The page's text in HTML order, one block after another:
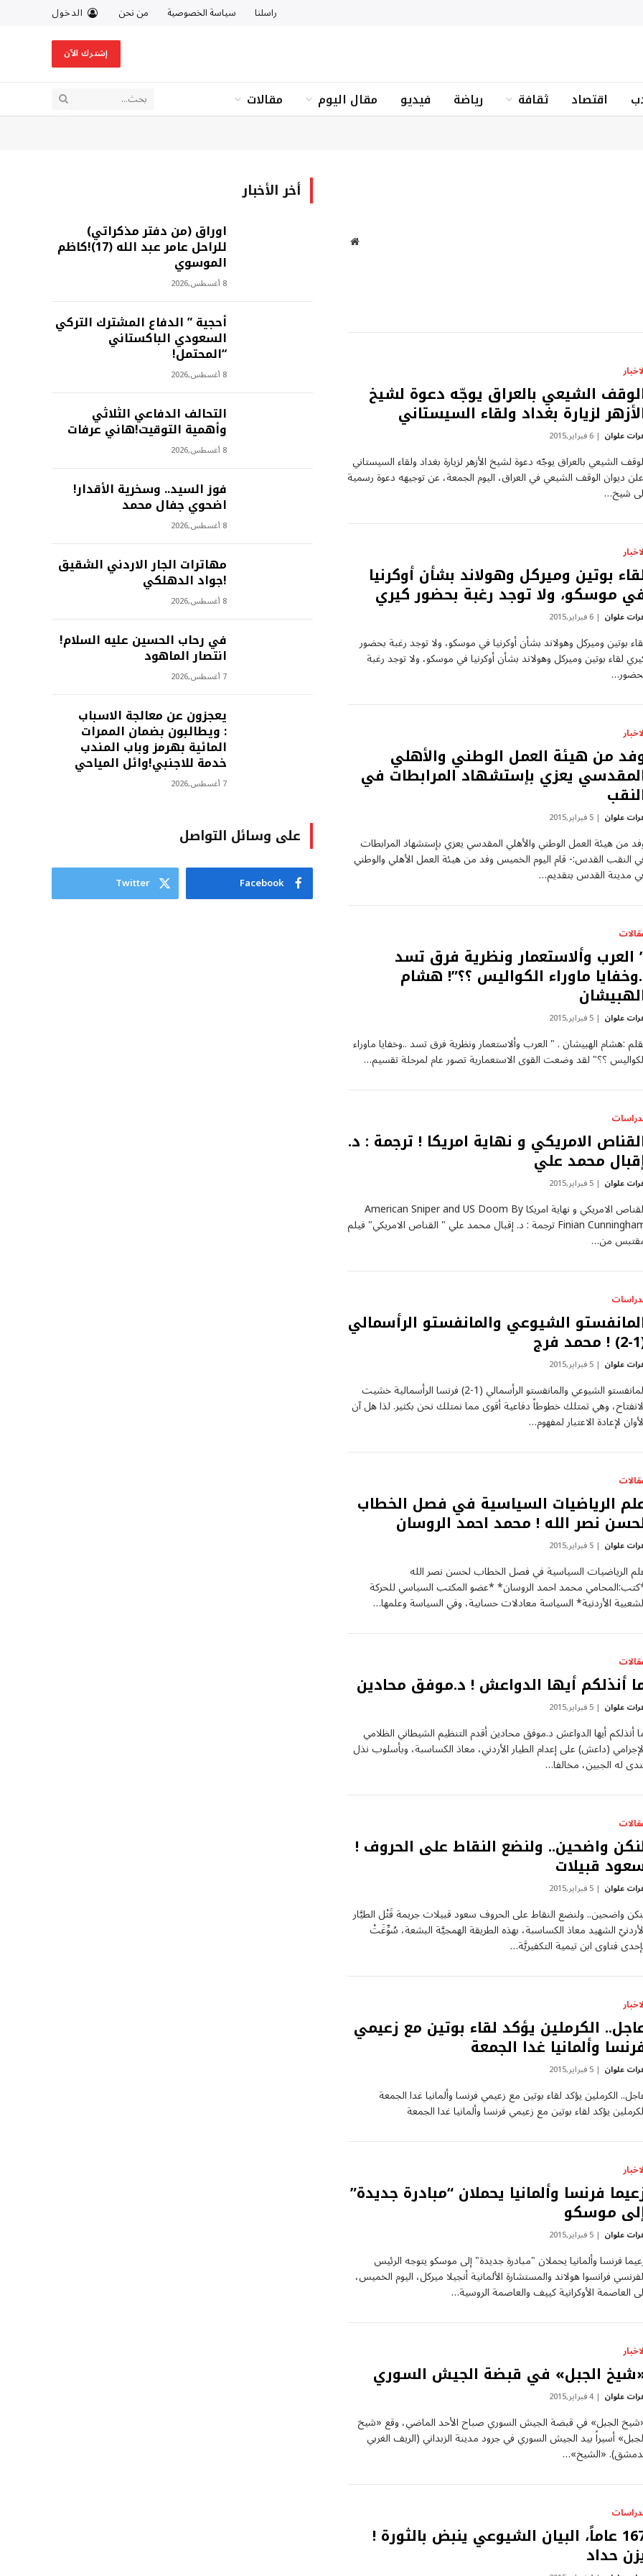
راسلنا سياسة الخصوصية من نحن الدخول
إشترك الآن
اقتصاد ثقافة رياضة فيديو مقال اليوم مقالات
موقع
الشيعي بالعراق يوجّه دعوة لشيخ
لزيارة بغداد ولقاء السيستاني
علوان 6 فبراير,2015
الشيعي بالعراق يوجّه دعوة لشيخ الأزهر لزيارة بغداد ولقاء السيستاني
ديوان الوقف الشيعي في العراق، اليوم الجمعة، عن توجيهه دعوة رسمية
شيخ…
بوتين وميركل وهولاند بشأن أوكرنيا
موسكو، ولا توجد رغبة بحضور كيري
علوان 6 فبراير,2015
بوتين وميركل وهولاند بشأن أوكرنيا في موسكو، ولا توجد رغبة بحضور
لقاء بوتين وميركل وهولاند بشأن أوكرنيا في موسكو، ولا توجد رغبة
من هيئة العمل الوطني والأهلي
يعزي بإستشهاد المرابطات في
علوان 5 فبراير,2015
من هيئة العمل الوطني والأهلي المقدسي يعزي بإستشهاد المرابطات
النقب القدس:- قام اليوم الخميس وفد من هيئة العمل الأهلي والوطني
مدينة القدس بتقديم…
العرب وألاستعمار ونظرية فرق تسد
ماوراء الكواليس ؟؟”! هشام
علوان 5 فبراير,2015
:هشام الهبيشان . " العرب وألاستعمار ونظرية فرق تسد ..وخفايا ماوراء
؟؟" لقد وضعت القوى الاستعمارية تصور عام لمرحلة تقسيم…
الامريكي و نهاية امريكا ! ترجمة : د.
محمد علي
علوان 5 فبراير,2015
القناص الامريكي و نهاية امريكا American Sniper and US Doom By
Finian Cunningham ترجمة : د. إقبال محمد علي " القناص الامريكي" فيلم
من…
الشيوعي والمانفستو الرأسمالي
فرج
علوان 5 فبراير,2015
المانفستو الشيوعي والمانفستو الرأسمالي (1-2) فرنسا الرأسمالية خشيت
وهي تمتلك خطوطاً دفاعية أقوى مما نمتلك نحن بكثير. لذا هل آن
لإعادة الاعتبار لمفهوم…
الرياضيات السياسية في فصل الخطاب
نصر الله ! محمد احمد الروسان
علوان 5 فبراير,2015
الرياضيات السياسية في فصل الخطاب لحسن نصر الله
محمد احمد الروسان* *عضو المكتب السياسي للحركة
الأردنية* السياسة معادلات حسابية، وفي السياسة وعلمها…
أنذلكم أيها الدواعش ! د.موفق محادين
علوان 5 فبراير,2015
أنذلكم أيها الدواعش د.موفق محادين أقدم التنظيم الشيطاني الظلامي
(داعش) على إعدام الطيار الأردني، معاذ الكساسبة، وبأسلوب نذل
له الجبين، مخالفا…
واضحين.. ولنضع النقاط على الحروف !
قبيلات
علوان 5 فبراير,2015
واضحين.. ولنضع النقاط على الحروف سعود قبيلات جريمة قَتْل الطيَّار
الشهيد معاذ الكساسبة، بهذه الطريقة الهمجيَّة البشعة، سُوِّغَتْ
فتاوى ابن تيمية التكفيريَّة…
الكرملين يؤكد لقاء بوتين مع زعيمي
وألمانيا غدا الجمعة
علوان 5 فبراير,2015
الكرملين يؤكد لقاء بوتين مع زعيمي فرنسا وألمانيا غدا الجمعة
يؤكد لقاء بوتين مع زعيمي فرنسا وألمانيا غدا الجمعة
فرنسا وألمانيا يحملان “مبادرة جديدة”
موسكو
علوان 5 فبراير,2015
فرنسا وألمانيا يحملان "مبادرة جديدة" إلى موسكو يتوجه الرئيس
فرانسوا هولاند والمستشارة الألمانية أنجيلا ميركل، اليوم الخميس،
العاصمة الأوكرانية كييف والعاصمة الروسية…
الجبل» في قبضة الجيش السوري
علوان 4 فبراير,2015
الجبل» في قبضة الجيش السوري صباح الأحد الماضي، وقع «شيخ
أسيراً بيد الجيش السوري في جرود مدينة الزبداني (الريف الغربي
«الشيخ»…
167 عاماً، البيان الشيوعي ينبض بالثورة !
حداد
أخر الأخبار
اوراق (من دفتر مذكراتي)
للراحل عامر عبد الله (17)!كاظم
الموسوي
8 أغسطس,2026
أحجية ” الدفاع المشترك التركي
السعودي الباكستاني
“المحتمل!
8 أغسطس,2026
التحالف الدفاعي الثلاثي
وأهمية التوقيت!هاني عرفات
8 أغسطس,2026
فوز السيد.. وسخرية الأقدار!
اضحوي جفال محمد
8 أغسطس,2026
مهاترات الجار الاردني الشقيق
!جواد الدهلكي
8 أغسطس,2026
في رحاب الحسين عليه السلام!
انتصار الماهود
7 أغسطس,2026
يعجزون عن معالجة الاسباب
: ويطالبون بضمان الممرات
المائية بهرمز وباب المندب
خدمة للاجنبي!وائل المياحي
7 أغسطس,2026
على وسائل التواصل
Facebook
Twitter